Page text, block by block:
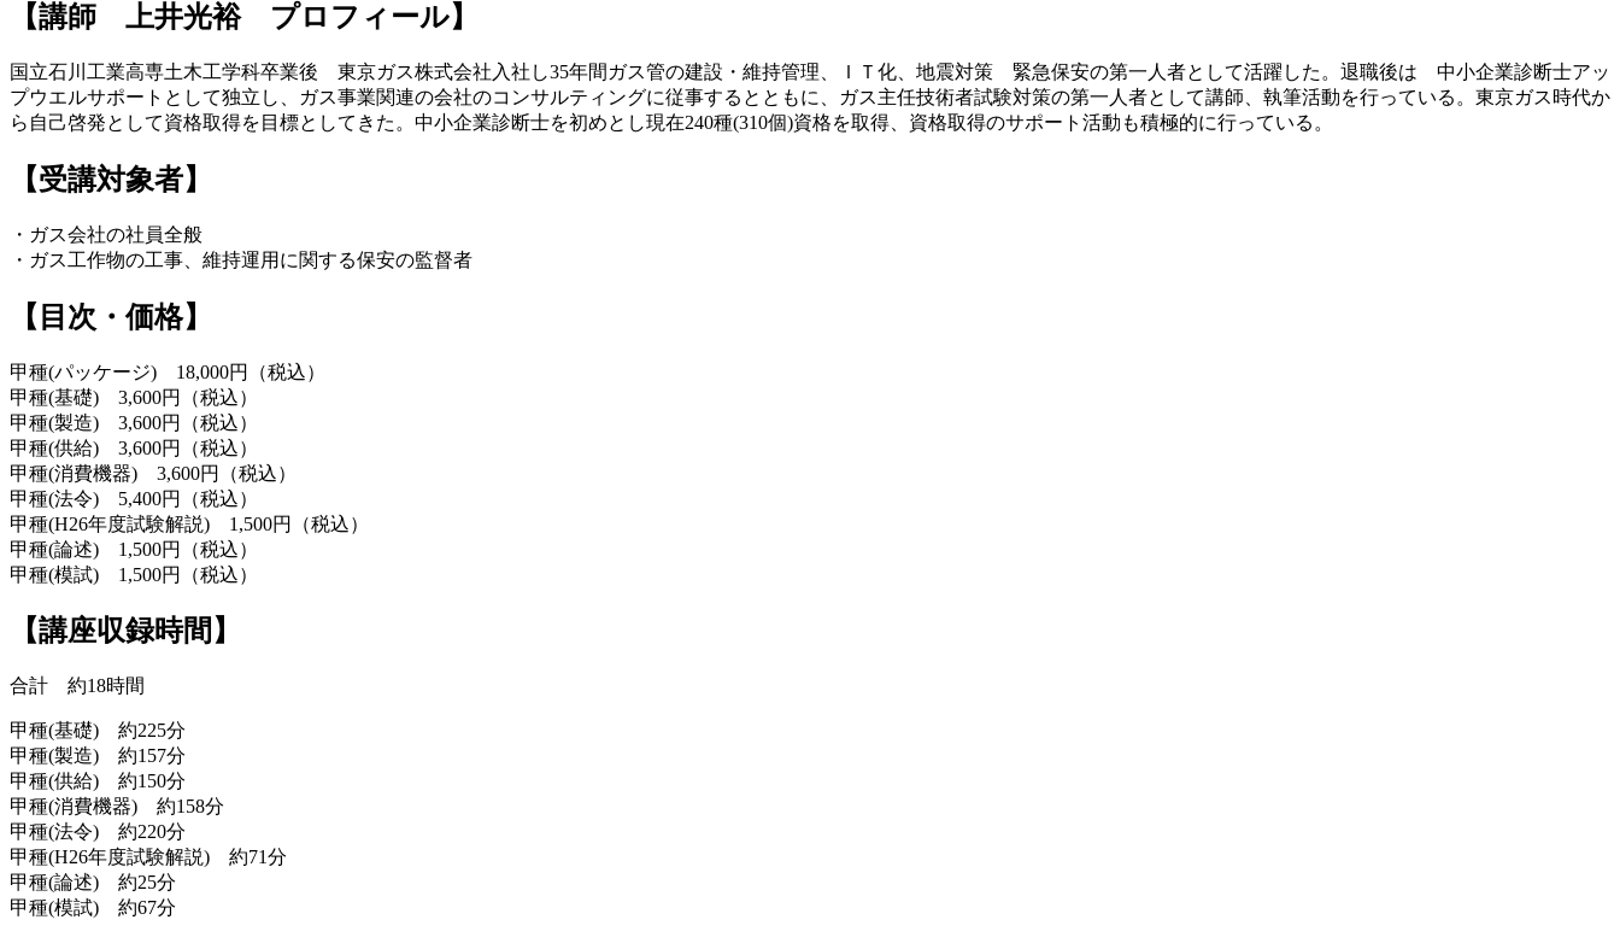
【講師 上井光裕 プロフィール】
国立石川工業高専土木工学科卒業後 東京ガス株式会社入社し35年間ガス管の建設・維持管理、ＩＴ化、地震対策 緊急保安の第一人者として活躍した。退職後は 中小企業診断士アッ
プウエルサポートとして独立し、ガス事業関連の会社のコンサルティングに従事するとともに、ガス主任技術者試験対策の第一人者として講師、執筆活動を行っている。東京ガス時代か
ら自己啓発として資格取得を目標としてきた。中小企業診断士を初めとし現在240種(310個)資格を取得、資格取得のサポート活動も積極的に行っている。
【受講対象者】
・ガス会社の社員全般
・ガス工作物の工事、維持運用に関する保安の監督者
【目次・価格】
甲種(パッケージ) 18,000円（税込）
甲種(基礎) 3,600円（税込）
甲種(製造) 3,600円（税込）
甲種(供給) 3,600円（税込）
甲種(消費機器) 3,600円（税込）
甲種(法令) 5,400円（税込）
甲種(H26年度試験解説) 1,500円（税込）
甲種(論述) 1,500円（税込）
甲種(模試) 1,500円（税込）
【講座収録時間】
合計 約18時間
甲種(基礎) 約225分
甲種(製造) 約157分
甲種(供給) 約150分
甲種(消費機器) 約158分
甲種(法令) 約220分
甲種(H26年度試験解説) 約71分
甲種(論述) 約25分
甲種(模試) 約67分